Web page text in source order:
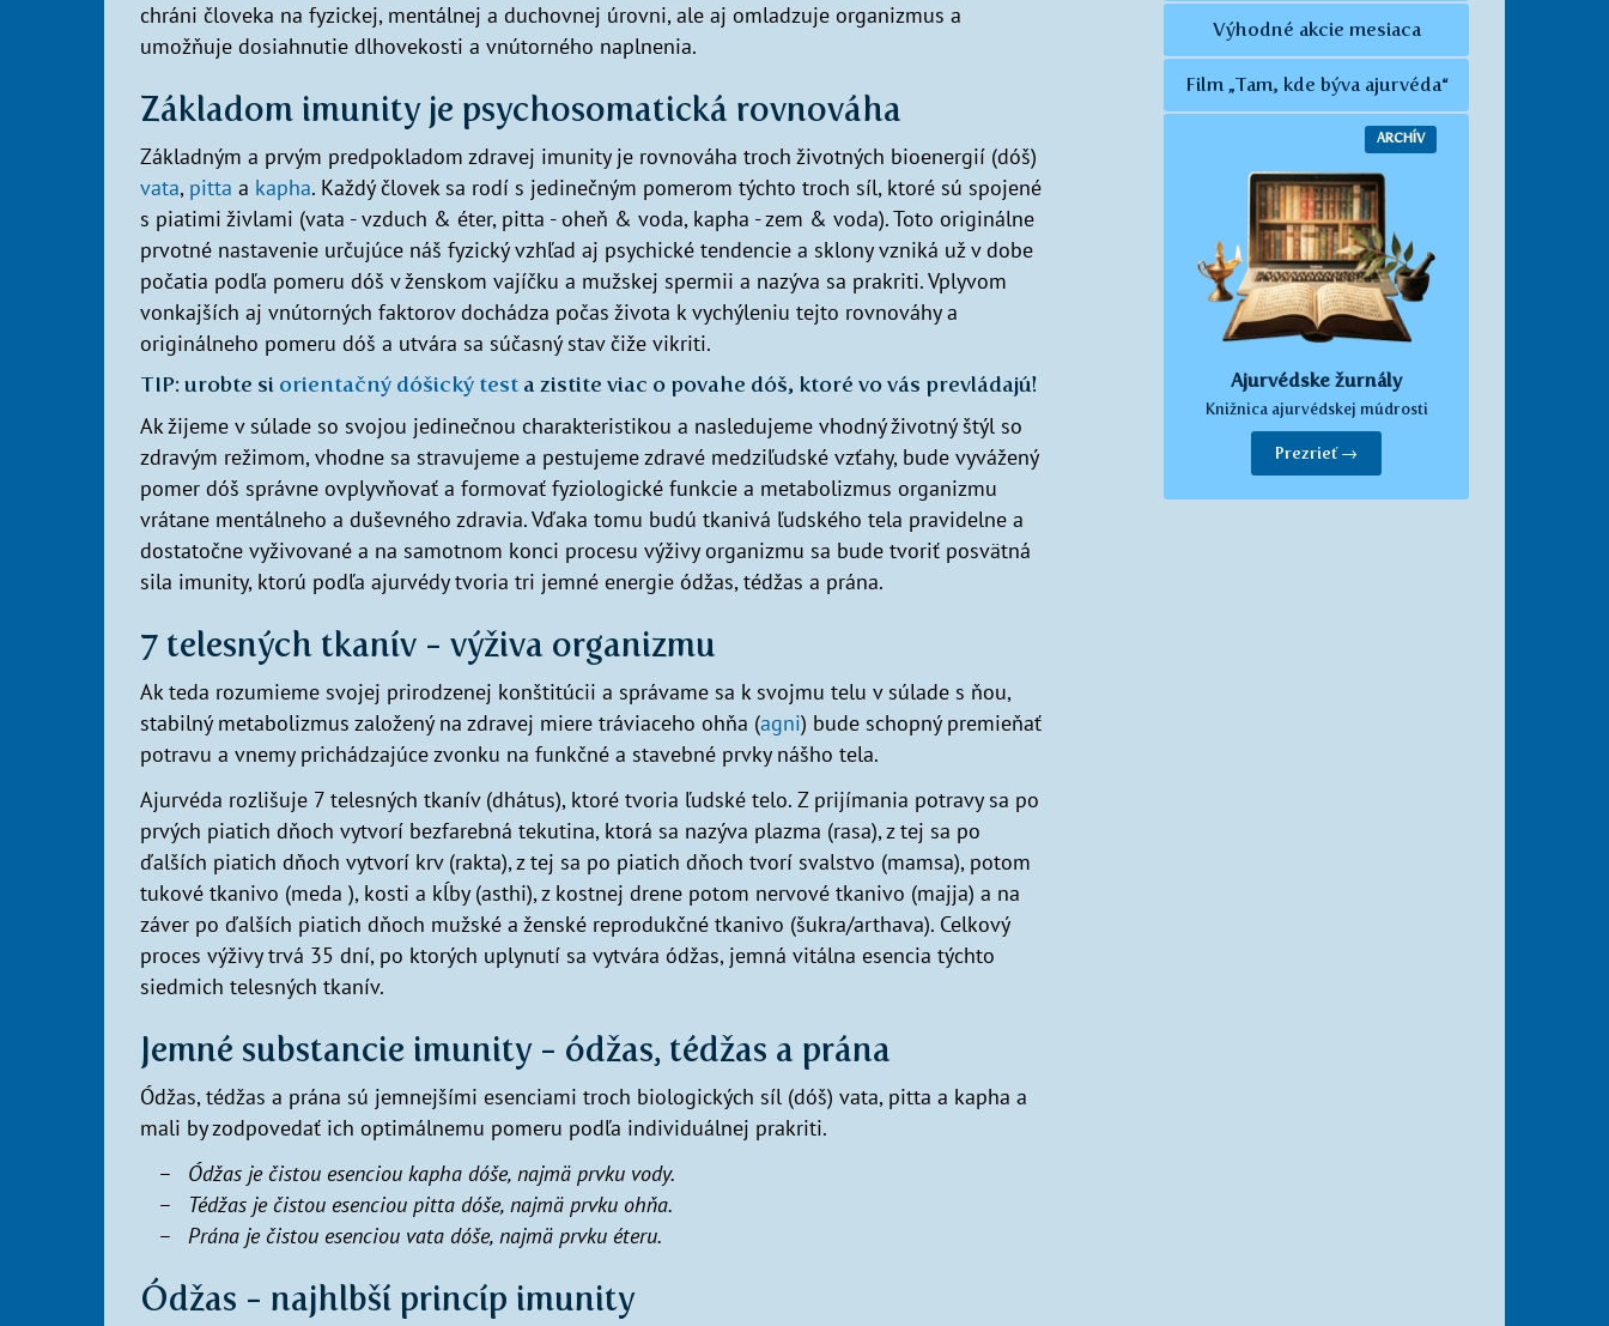
chráni človeka na fyzickej, mentálnej a duchovnej úrovni, ale aj omladzuje organizmus a
umožňuje dosiahnutie dlhovekosti a vnútorného naplnenia.
Základom imunity je psychosomatická rovnováha
Základným a prvým predpokladom zdravej imunity je rovnováha troch životných bioenergií (dóš)
vata, pitta a kapha. Každý človek sa rodí s jedinečným pomerom týchto troch síl, ktoré sú spojené
s piatimi živlami (vata - vzduch & éter, pitta - oheň & voda, kapha - zem & voda). Toto originálne
prvotné nastavenie určujúce náš fyzický vzhľad aj psychické tendencie a sklony vzniká už v dobe
počatia podľa pomeru dóš v ženskom vajíčku a mužskej spermii a nazýva sa prakriti. Vplyvom
vonkajších aj vnútorných faktorov dochádza počas života k vychýleniu tejto rovnováhy a
originálneho pomeru dóš a utvára sa súčasný stav čiže vikriti.
TIP: urobte si orientačný dóšický testa zistite viac o povahe dóš, ktoré vo vás prevládajú!
Ak žijeme v súlade so svojou jedinečnou charakteristikou a nasledujeme vhodný životný štýl so
zdravým režimom, vhodne sa stravujeme a pestujeme zdravé medziľudské vzťahy, bude vyvážený
pomer dóš správne ovplyvňovať a formovať fyziologické funkcie a metabolizmus organizmu
vrátane mentálneho a duševného zdravia. Vďaka tomu budú tkanivá ľudského tela pravidelne a
dostatočne vyživované a na samotnom konci procesu výživy organizmu sa bude tvoriť posvätná
sila imunity, ktorú podľa ajurvédy tvoria tri jemné energie ódžas, tédžas a prána.
7 telesných tkanív - výživa organizmu
Ak teda rozumieme svojej prirodzenej konštitúcii a správame sa k svojmu telu v súlade s ňou,
stabilný metabolizmus založený na zdravej miere tráviaceho ohňa (agni) bude schopný premieňať
potravu a vnemy prichádzajúce zvonku na funkčné a stavebné prvky nášho tela.
Ajurvéda rozlišuje 7 telesných tkanív (dhátus), ktoré tvoria ľudské telo. Z prijímania potravy sa po
prvých piatich dňoch vytvorí bezfarebná tekutina, ktorá sa nazýva plazma (rasa), z tej sa po
ďalších piatich dňoch vytvorí krv (rakta), z tej sa po piatich dňoch tvorí svalstvo (mamsa), potom
tukové tkanivo (meda ), kosti a kĺby (asthi), z kostnej drene potom nervové tkanivo (majja) a na
záver po ďalších piatich dňoch mužské a ženské reprodukčné tkanivo (šukra/arthava). Celkový
proces výživy trvá 35 dní, po ktorých uplynutí sa vytvára ódžas, jemná vitálna esencia týchto
siedmich telesných tkanív.
Jemné substancie imunity - ódžas, tédžas a prána
Ódžas, tédžas a prána sú jemnejšími esenciami troch biologických síl (dóš) vata, pitta a kapha a
mali by zodpovedať ich optimálnemu pomeru podľa individuálnej prakriti.
Ódžas je čistou esenciou kapha dóše, najmä prvku vody.
Tédžas je čistou esenciou pitta dóše, najmä prvku ohňa.
Prána je čistou esenciou vata dóše, najmä prvku éteru.
Ódžas - najhlbší princíp imunity
Výhodné akcie mesiaca
Film „Tam, kde býva ajurvéda“
ARCHÍV
Ajurvédske žurnály
Knižnica ajurvédskej múdrosti
Prezrieť →